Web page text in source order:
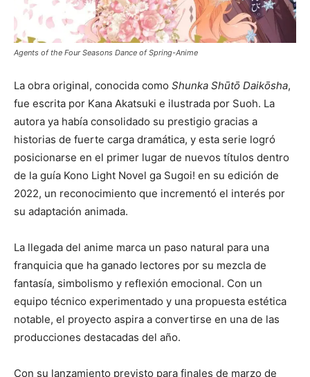
Agents of the Four Seasons Dance of Spring-Anime
La obra original, conocida como Shunka Shūtō Daikōsha,
fue escrita por Kana Akatsuki e ilustrada por Suoh. La
autora ya había consolidado su prestigio gracias a
historias de fuerte carga dramática, y esta serie logró
posicionarse en el primer lugar de nuevos títulos dentro
de la guía Kono Light Novel ga Sugoi! en su edición de
2022, un reconocimiento que incrementó el interés por
su adaptación animada.
La llegada del anime marca un paso natural para una
franquicia que ha ganado lectores por su mezcla de
fantasía, simbolismo y reflexión emocional. Con un
equipo técnico experimentado y una propuesta estética
notable, el proyecto aspira a convertirse en una de las
producciones destacadas del año.
Con su lanzamiento previsto para finales de marzo de